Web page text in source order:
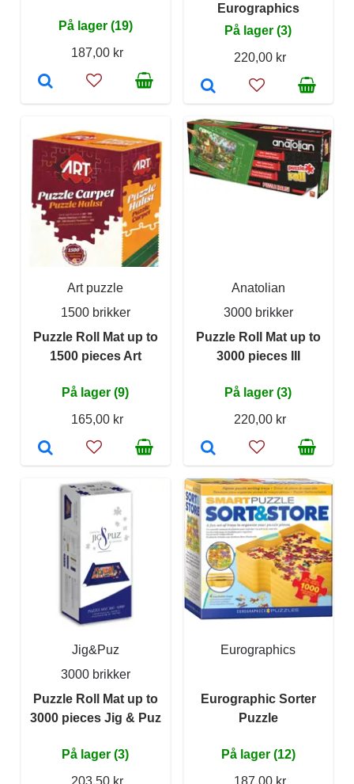
På lager (19)
187,00 kr
Eurographics
På lager (3)
220,00 kr
Art puzzle
1500 brikker
Puzzle Roll Mat up to
1500 pieces Art
På lager (9)
165,00 kr
Anatolian
3000 brikker
Puzzle Roll Mat up to
3000 pieces III
På lager (3)
220,00 kr
Jig&Puz
3000 brikker
Puzzle Roll Mat up to
3000 pieces Jig & Puz
På lager (3)
203,50 kr
Eurographics
Eurographic Sorter
Puzzle
På lager (12)
187,00 kr